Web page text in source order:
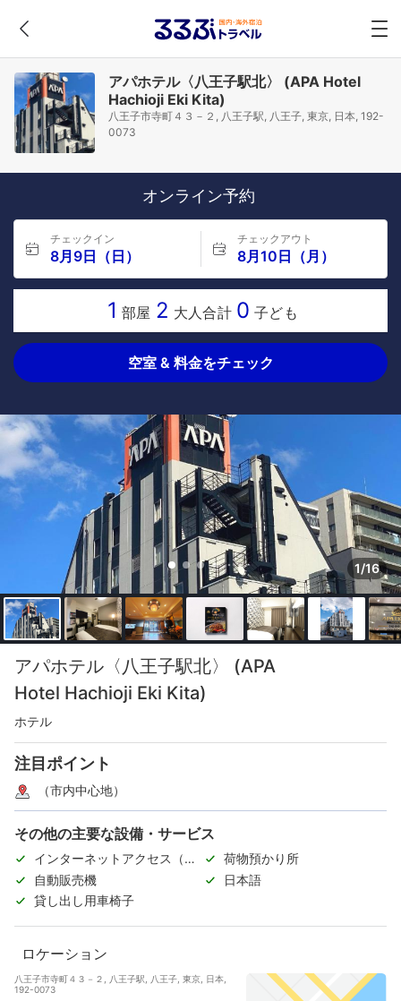
アパホテル〈八王子駅北〉 (APA Hotel
Hachioji Eki Kita)
八王子市寺町４３－２, 八王子駅, 八王子, 東京, 日本, 192-
0073
オンライン予約
チェックイン
8月9日（日）
チェックアウト
8月10日（月）
1 部屋 2 大人合計 0 子ども
空室 & 料金をチェック
1/16
アパホテル〈八王子駅北〉 (APA
Hotel Hachioji Eki Kita)
ホテル
注目ポイント
（市内中心地）
その他の主要な設備・サービス
インターネットアクセス（無
料）
荷物預かり所
自動販売機
日本語
貸し出し用車椅子
ロケーション
八王子市寺町４３－２, 八王子駅, 八王子, 東京, 日本,
192-0073